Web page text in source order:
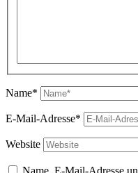
Name*
E-Mail-Adresse*
Website
Name, E-Mail-Adresse